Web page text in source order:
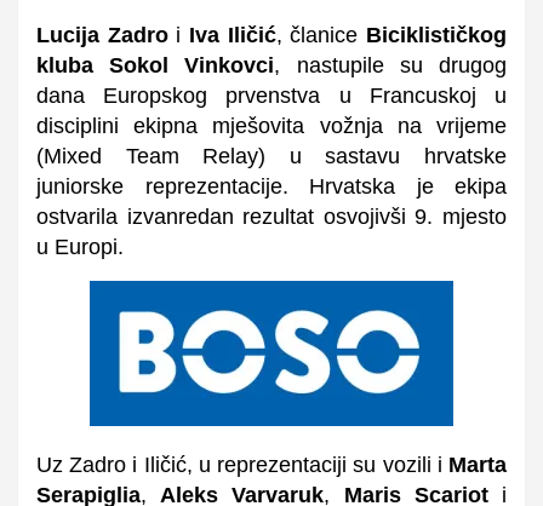
Lucija Zadroi Iva Iličić, članice Biciklističkog
kluba Sokol Vinkovci, nastupile su drugog
dana Europskog prvenstva u Francuskoj u
disciplini ekipna mješovita vožnja na vrijeme
(Mixed Team Relay) u sastavu hrvatske
juniorske reprezentacije. Hrvatska je ekipa
ostvarila izvanredan rezultat osvojivši 9. mjesto
u Europi.
Uz Zadro i Iličić, u reprezentaciji su vozili i Marta
Serapiglia,Aleks Varvaruk, Maris Scarioti